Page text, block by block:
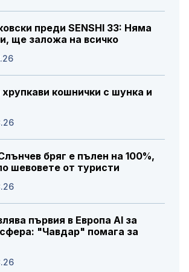
преди SENSHI 33: Няма
ще заложа на всичко
кошнички с шунка и
бряг е пълен на 100%,
шевовете от туристи
първия в Европа AI за
"Чавдар" помага за